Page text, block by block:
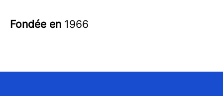
Fondée en 1966